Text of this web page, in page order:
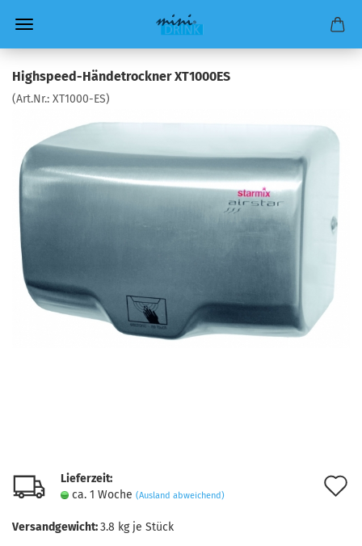
Highspeed-Händetrockner XT1000ES
(Art.Nr.: XT1000-ES)
Lieferzeit:
ca. 1 Woche (Ausland abweichend)
Versandgewicht:3.8 kg je Stück